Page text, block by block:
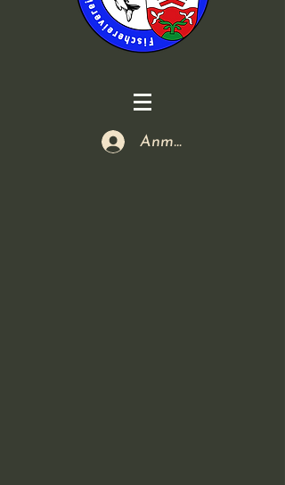
Anmelden